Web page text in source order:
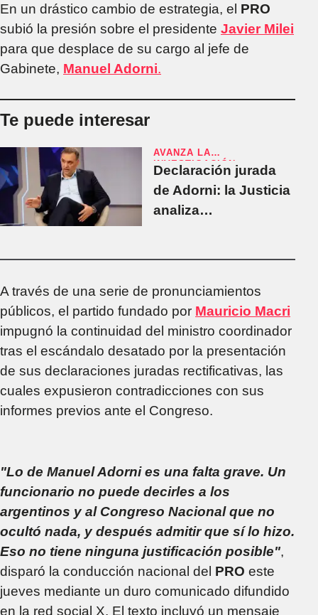
En un drástico cambio de estrategia, el PRO
subió la presión sobre el presidente Javier Milei
para que desplace de su cargo al jefe de
Gabinete, Manuel Adorni.
Te puede interesar
AVANZA LA
INVESTIGACIÓN
Declaración jurada
de Adorni: la Justicia
analiza
A través de una serie de pronunciamientos
públicos, el partido fundado por Mauricio Macri
impugnó la continuidad del ministro coordinador
tras el escándalo desatado por la presentación
de sus declaraciones juradas rectificativas, las
cuales expusieron contradicciones con sus
informes previos ante el Congreso.
"Lo de Manuel Adorni es una falta grave. Un
funcionario no puede decirles a los
argentinos y al Congreso Nacional que no
ocultó nada, y después admitir que sí lo hizo.
Eso no tiene ninguna justificación posible",
disparó la conducción nacional del PRO este
jueves mediante un duro comunicado difundido
en la red social X. El texto incluyó un mensaje